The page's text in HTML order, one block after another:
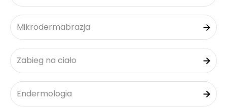
Mikrodermabrazja
Zabieg na ciało
Endermologia